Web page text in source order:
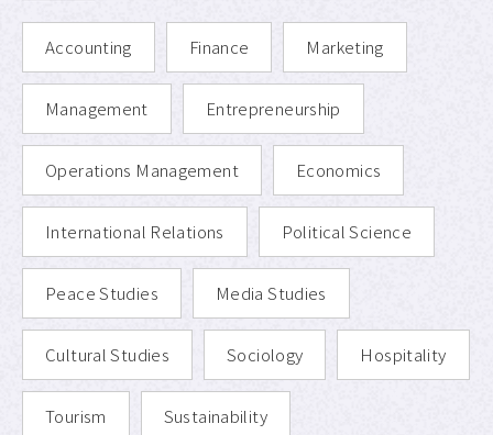
Accounting Finance Marketing
Management Entrepreneurship
Operations Management Economics
International Relations Political Science
Peace Studies Media Studies
Cultural Studies Sociology Hospitality
Tourism Sustainability